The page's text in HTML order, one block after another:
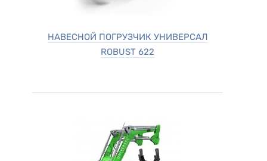
НАВЕСНОЙ ПОГРУЗЧИК УНИВЕРСАЛ
ROBUST 622